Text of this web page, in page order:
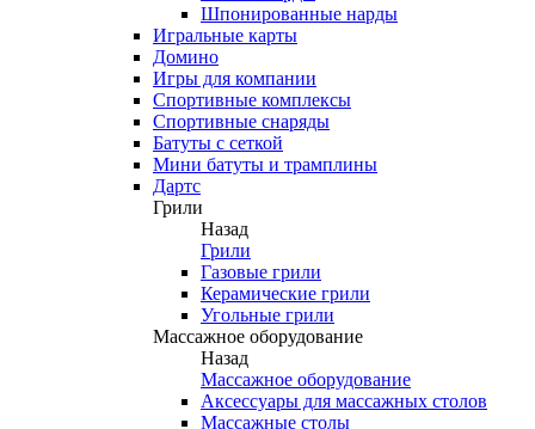
Шпонированные нарды
Игральные карты
Домино
Игры для компании
Спортивные комплексы
Спортивные снаряды
Батуты с сеткой
Мини батуты и трамплины
Дартс
Грили
Назад
Грили
Газовые грили
Керамические грили
Угольные грили
Массажное оборудование
Назад
Массажное оборудование
Аксессуары для массажных столов
Массажные столы